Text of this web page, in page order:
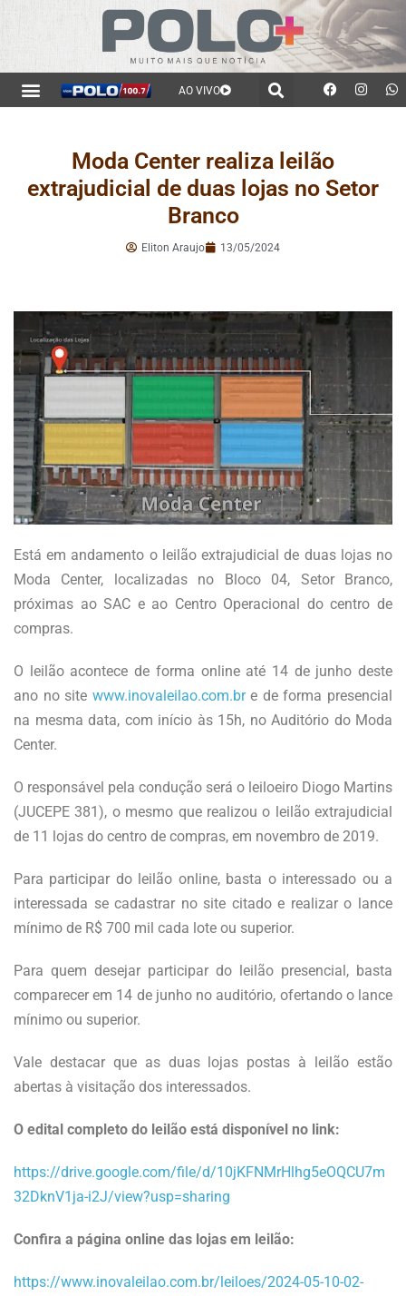
AO VIVO
Moda Center realiza leilão
extrajudicial de duas lojas no Setor
Branco
Eliton Araujo 13/05/2024
Está em andamento o leilão extrajudicial de duas lojas no
Moda Center, localizadas no Bloco 04, Setor Branco,
próximas ao SAC e ao Centro Operacional do centro de
compras.
O leilão acontece de forma online até 14 de junho deste
ano no site www.inovaleilao.com.bre de forma presencial
na mesma data, com início às 15h, no Auditório do Moda
Center.
O responsável pela condução será o leiloeiro Diogo Martins
(JUCEPE 381), o mesmo que realizou o leilão extrajudicial
de 11 lojas do centro de compras, em novembro de 2019.
Para participar do leilão online, basta o interessado ou a
interessada se cadastrar no site citado e realizar o lance
mínimo de R$ 700 mil cada lote ou superior.
Para quem desejar participar do leilão presencial, basta
comparecer em 14 de junho no auditório, ofertando o lance
mínimo ou superior.
Vale destacar que as duas lojas postas à leilão estão
abertas à visitação dos interessados.
O edital completo do leilão está disponível no link:
https://drive.google.com/file/d/10jKFNMrHlhg5eOQCU7m
32DknV1ja-i2J/view?usp=sharing
Confira a página online das lojas em leilão:
https://www.inovaleilao.com.br/leiloes/2024-05-10-02-